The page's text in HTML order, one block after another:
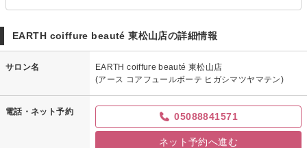
EARTH coiffure beauté 東松山店の詳細情報
サロン名
EARTH coiffure beauté 東松山店
(アース コアフュールボーテ ヒガシマツヤマテン)
電話・ネット予約 05088841571
ネット予約へ進む